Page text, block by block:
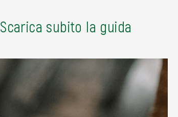
Scarica subito la guida